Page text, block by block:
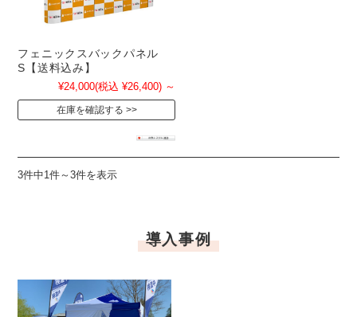
フェニックスバックパネル
S【送料込み】
¥24,000(税込 ¥26,400) ～
在庫を確認する
3件中1件～3件を表示
導入事例